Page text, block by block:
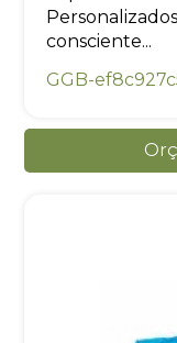
consciente...
GGB-